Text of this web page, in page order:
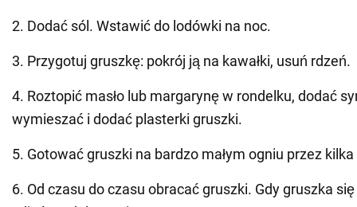
2. Dodać sól. Wstawić do lodówki na noc.
3. Przygotuj gruszkę: pokrój ją na kawałki, usuń rdzeń.
4. Roztopić masło lub margarynę w rondelku, dodać
wymieszać i dodać plasterki gruszki.
5. Gotować gruszki na bardzo małym ogniu przez
6. Od czasu do czasu obracać gruszki. Gdy gruszka